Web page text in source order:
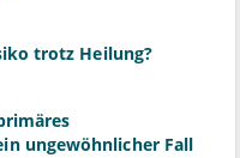
trotz Heilung?
ungewöhnlicher Fall